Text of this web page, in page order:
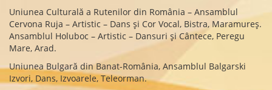
Uniunea Culturală a Rutenilor din România – Ansamblul
Cervona Ruja – Artistic – Dans și Cor Vocal, Bistra, Maramureș.
Ansamblul Holuboc – Artistic – Dansuri și Cântece, Peregu
Mare, Arad.
Uniunea Bulgară din Banat-România, Ansamblul Balgarski
Izvori, Dans, Izvoarele, Teleorman.